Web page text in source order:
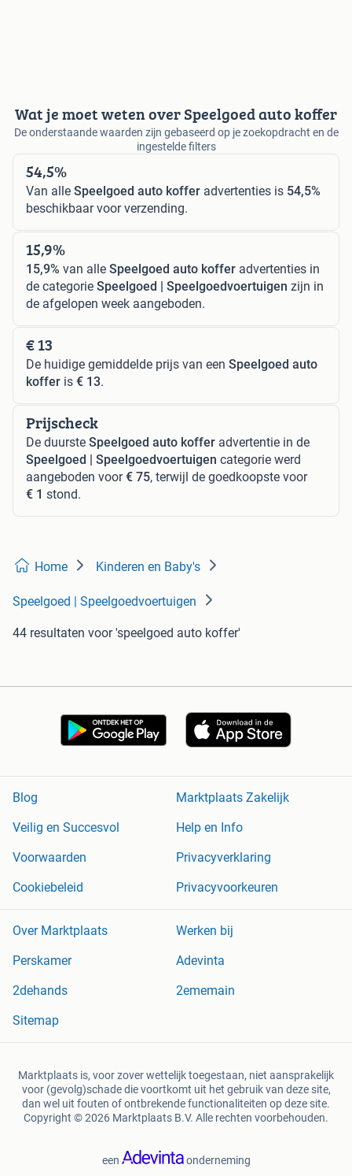
Wat je moet weten over Speelgoed auto koffer
De onderstaande waarden zijn gebaseerd op je zoekopdracht en de
ingestelde filters
54,5%
Van alle Speelgoed auto koffer advertenties is 54,5%
beschikbaar voor verzending.
15,9%
15,9% van alle Speelgoed auto koffer advertenties in
de categorie Speelgoed | Speelgoedvoertuigen zijn in
de afgelopen week aangeboden.
€ 13
De huidige gemiddelde prijs van een Speelgoed auto
koffer is € 13.
Prijscheck
De duurste Speelgoed auto koffer advertentie in de
Speelgoed | Speelgoedvoertuigen categorie werd
aangeboden voor€ 75, terwijl de goedkoopste voor
€ 1 stond.
Home Kinderen en Baby's
Speelgoed | Speelgoedvoertuigen
44 resultaten voor 'speelgoed auto koffer'
Blog
Marktplaats Zakelijk
Veilig en Succesvol
Help en Info
Voorwaarden
Privacyverklaring
Cookiebeleid
Privacyvoorkeuren
Over Marktplaats
Werken bij
Perskamer
Adevinta
2dehands
2ememain
Sitemap
Marktplaats is, voor zover wettelijk toegestaan, niet aansprakelijk
voor (gevolg)schade die voortkomt uit het gebruik van deze site,
dan wel uit fouten of ontbrekende functionaliteiten op deze site.
Copyright © 2026 Marktplaats B.V. Alle rechten voorbehouden.
een onderneming